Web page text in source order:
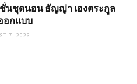
นชุดนอน ธัญญ่า เองตระกูล
อกแบบ
7, 2026